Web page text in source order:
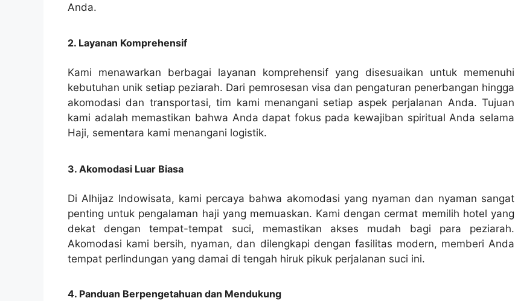
Anda.
2. Layanan Komprehensif
Kami menawarkan berbagai layanan komprehensif yang disesuaikan untuk memenuhi
kebutuhan unik setiap peziarah. Dari pemrosesan visa dan pengaturan penerbangan hingga
akomodasi dan transportasi, tim kami menangani setiap aspek perjalanan Anda. Tujuan
kami adalah memastikan bahwa Anda dapat fokus pada kewajiban spiritual Anda selama
Haji, sementara kami menangani logistik.
3. Akomodasi Luar Biasa
Di Alhijaz Indowisata, kami percaya bahwa akomodasi yang nyaman dan nyaman sangat
penting untuk pengalaman haji yang memuaskan. Kami dengan cermat memilih hotel yang
dekat dengan tempat-tempat suci, memastikan akses mudah bagi para peziarah.
Akomodasi kami bersih, nyaman, dan dilengkapi dengan fasilitas modern, memberi Anda
tempat perlindungan yang damai di tengah hiruk pikuk perjalanan suci ini.
4. Panduan Berpengetahuan dan Mendukung